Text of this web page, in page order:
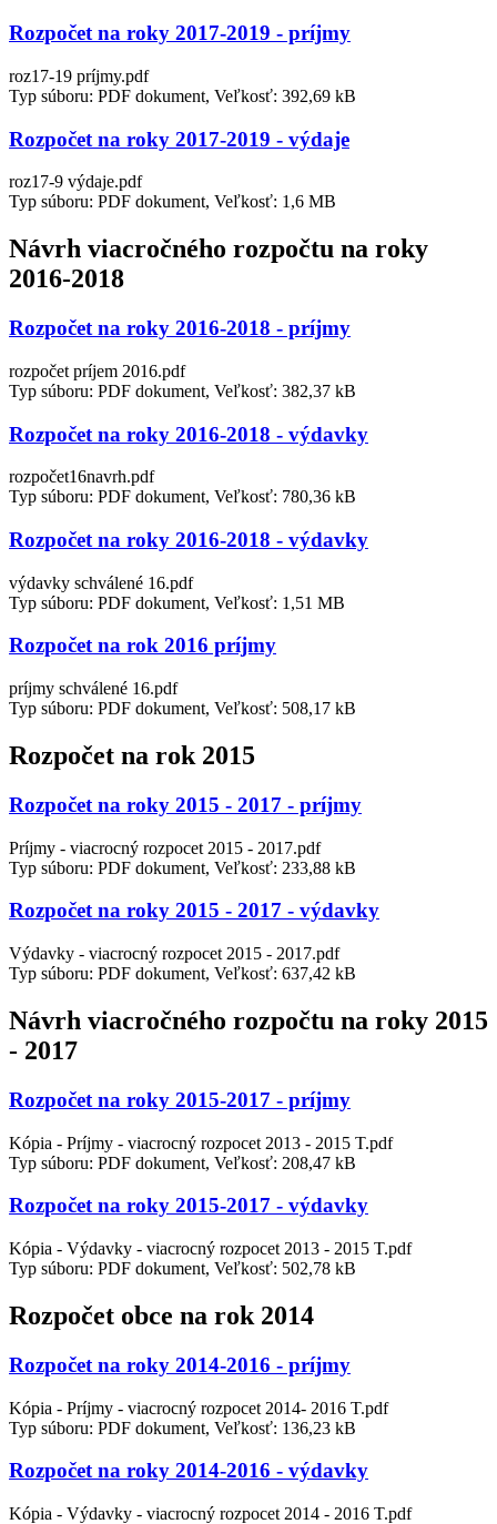
Rozpočet na roky 2017-2019 - príjmy
roz17-19 príjmy.pdf
Typ súboru: PDF dokument, Veľkosť: 392,69 kB
Rozpočet na roky 2017-2019 - výdaje
roz17-9 výdaje.pdf
Typ súboru: PDF dokument, Veľkosť: 1,6 MB
Návrh viacročného rozpočtu na roky
2016-2018
Rozpočet na roky 2016-2018 - príjmy
rozpočet príjem 2016.pdf
Typ súboru: PDF dokument, Veľkosť: 382,37 kB
Rozpočet na roky 2016-2018 - výdavky
rozpočet16navrh.pdf
Typ súboru: PDF dokument, Veľkosť: 780,36 kB
Rozpočet na roky 2016-2018 - výdavky
výdavky schválené 16.pdf
Typ súboru: PDF dokument, Veľkosť: 1,51 MB
Rozpočet na rok 2016 príjmy
príjmy schválené 16.pdf
Typ súboru: PDF dokument, Veľkosť: 508,17 kB
Rozpočet na rok 2015
Rozpočet na roky 2015 - 2017 - príjmy
Príjmy - viacrocný rozpocet 2015 - 2017.pdf
Typ súboru: PDF dokument, Veľkosť: 233,88 kB
Rozpočet na roky 2015 - 2017 - výdavky
Výdavky - viacrocný rozpocet 2015 - 2017.pdf
Typ súboru: PDF dokument, Veľkosť: 637,42 kB
Návrh viacročného rozpočtu na roky 2015
- 2017
Rozpočet na roky 2015-2017 - príjmy
Kópia - Príjmy - viacrocný rozpocet 2013 - 2015 T.pdf
Typ súboru: PDF dokument, Veľkosť: 208,47 kB
Rozpočet na roky 2015-2017 - výdavky
Kópia - Výdavky - viacrocný rozpocet 2013 - 2015 T.pdf
Typ súboru: PDF dokument, Veľkosť: 502,78 kB
Rozpočet obce na rok 2014
Rozpočet na roky 2014-2016 - príjmy
Kópia - Príjmy - viacrocný rozpocet 2014- 2016 T.pdf
Typ súboru: PDF dokument, Veľkosť: 136,23 kB
Rozpočet na roky 2014-2016 - výdavky
Kópia - Výdavky - viacrocný rozpocet 2014 - 2016 T.pdf